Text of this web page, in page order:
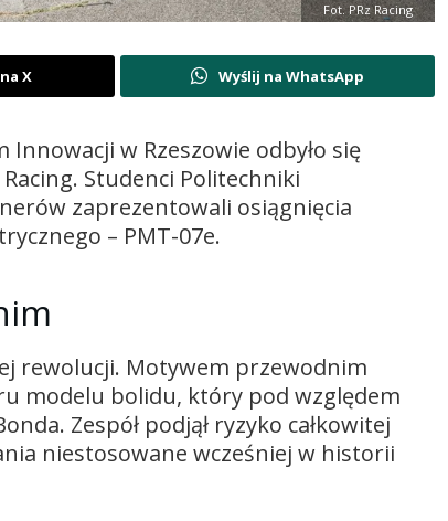
Fot. PRz Racing
X Wyślij na WhatsApp
w Rzeszowie odbyło się
Studenci Politechniki
zaprezentowali osiągnięcia
– PMT-07e.
rewolucji. Motywem przewodnim
modelu bolidu, który pod względem
Zespół podjął ryzyko całkowitej
niestosowane wcześniej w historii